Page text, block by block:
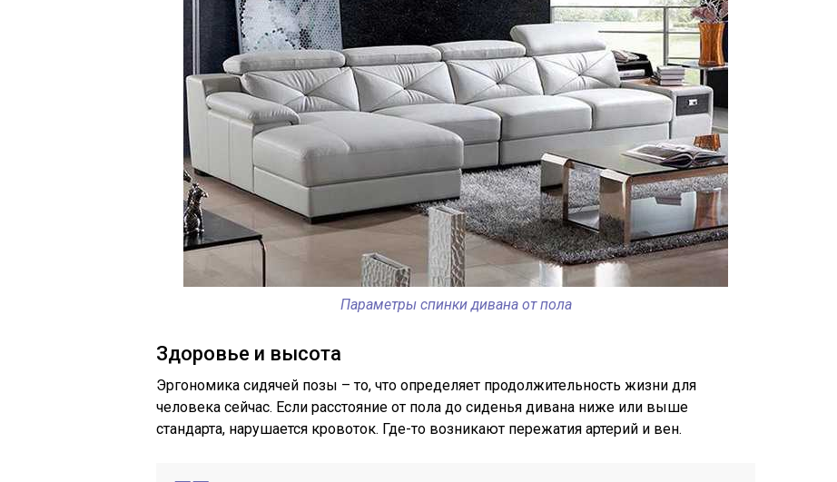
Параметры спинки дивана от пола
Здоровье и высота
Эргономика сидячей позы – то, что определяет продолжительность жизни для
человека сейчас. Если расстояние от пола до сиденья дивана ниже или выше
стандарта, нарушается кровоток. Где-то возникают пережатия артерий и вен.